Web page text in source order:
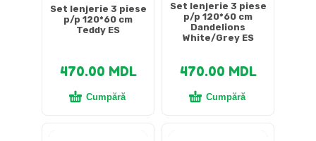
Set lenjerie 3 piese
p/p 120*60 cm
Teddy ES
470.00 MDL
Cumpără
Set lenjerie 3 piese
p/p 120*60 cm
Dandelions
White/Grey ES
470.00 MDL
Cumpără